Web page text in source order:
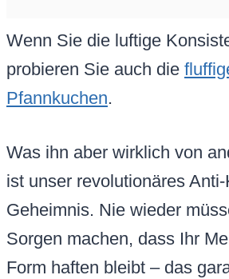
Wenn Sie die luftige
probieren Sie auch die
Pfannkuchen.
Was ihn aber wirklich von
ist unser revolutionäres
Geheimnis. Nie wieder
Sorgen machen, dass Ihr
Form haften bleibt – das